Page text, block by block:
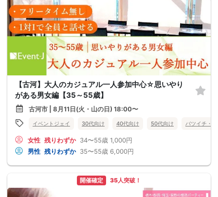
【古河】大人のカジュアル一人参加中心☆思いやり
がある男女編【35～55歳】
古河市 | 8月11日(火・山の日) 18:00〜
イベントジェイ 30代向け 40代向け 50代向け バツイチ・
女性 残りわずか 34〜55歳 1,000円
男性 残りわずか 35〜55歳 6,000円
開催確定 35人突破！